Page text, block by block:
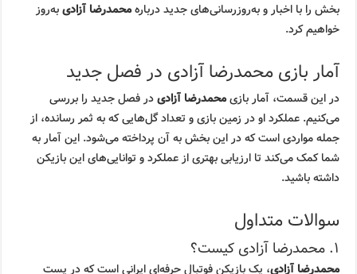
بخش را با اخبار و به‌روزرسانی‌های جدید دربارهمحمدرضا آزادیبه‌روز
خواهیم کرد.
آمار بازی محمدرضا آزادی در فصل جدید
در این قسمت، آمار بازیمحمدرضا آزادیدر فصل جدید را بررسی
می‌کنیم. عملکرد او در زمین بازی و تعداد گل‌هایی که به ثمر رسانده، از
جمله مواردی است که در این بخش به آن پرداخته می‌شود. این آمار به
شما کمک می‌کند تا ارزیابی بهتری از عملکرد و توانایی‌های این بازیکن
داشته باشید.
سوالات متداول
۱. محمدرضا آزادی کیست؟
محمدرضا آزادی، یک بازیکن فوتبال حرفه‌ای ایرانی است که در پست